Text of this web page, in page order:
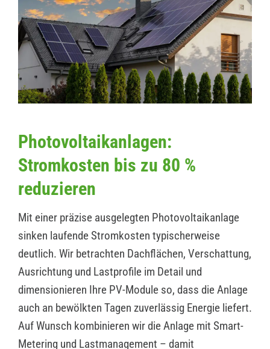
Photovoltaikanlagen:
Stromkosten bis zu 80 %
reduzieren
Mit einer präzise ausgelegten Photovoltaikanlage
sinken laufende Stromkosten typischerweise
deutlich. Wir betrachten Dachflächen, Verschattung,
Ausrichtung und Lastprofile im Detail und
dimensionieren Ihre PV-Module so, dass die Anlage
auch an bewölkten Tagen zuverlässig Energie liefert.
Auf Wunsch kombinieren wir die Anlage mit Smart-
Metering und Lastmanagement – damit